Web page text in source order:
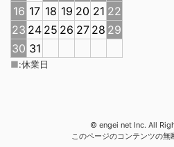
16 17 18 19 20 21 22
23 24 25 26 27 28 29
30 31
■:休業日
© engei net Inc. All
このページのコンテンツの無